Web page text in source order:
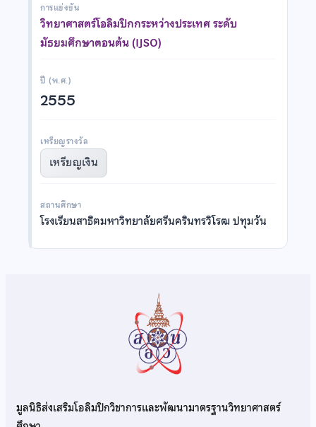
การแข่งขัน
วิทยาศาสตร์โอลิมปิกกระหว่างประเทศ ระดับ
มัธยมศึกษาตอนต้น (IJSO)
ปี (พ.ศ.)
2555
เหรียญรางวัล
เหรียญเงิน
สถานศึกษา
โรงเรียนสาธิตมหาวิทยาลัยศรีนครินทรวิโรฒ ปทุมวัน
มูลนิธิส่งเสริมโอลิมปิกวิชาการและพัฒนามาตรฐานวิทยาศาสตร์